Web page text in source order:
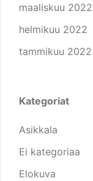
maaliskuu 2022
helmikuu 2022
tammikuu 2022
Kategoriat
Asikkala
Ei kategoriaa
Elokuva